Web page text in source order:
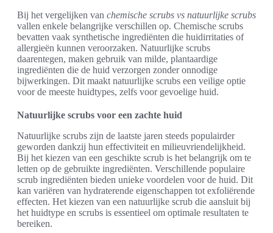
Bij het vergelijken van chemische scrubs vs natuurlijke scrubs
vallen enkele belangrijke verschillen op. Chemische scrubs
bevatten vaak synthetische ingrediënten die huidirritaties of
allergieën kunnen veroorzaken. Natuurlijke scrubs
daarentegen, maken gebruik van milde, plantaardige
ingrediënten die de huid verzorgen zonder onnodige
bijwerkingen. Dit maakt natuurlijke scrubs een veilige optie
voor de meeste huidtypes, zelfs voor gevoelige huid.
Natuurlijke scrubs voor een zachte huid
Natuurlijke scrubs zijn de laatste jaren steeds populairder
geworden dankzij hun effectiviteit en milieuvriendelijkheid.
Bij het kiezen van een geschikte scrub is het belangrijk om te
letten op de gebruikte ingrediënten. Verschillende populaire
scrub ingrediënten bieden unieke voordelen voor de huid. Dit
kan variëren van hydraterende eigenschappen tot exfoliërende
effecten. Het kiezen van een natuurlijke scrub die aansluit bij
het huidtype en scrubs is essentieel om optimale resultaten te
bereiken.